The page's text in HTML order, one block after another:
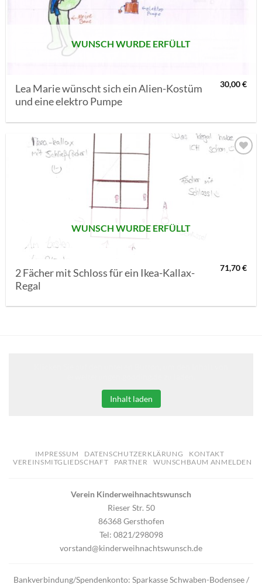
WUNSCH WURDE ERFÜLLT
Lea Marie wünscht sich ein Alien-Kostüm
und eine elektro Pumpe
30,00€
SETZEN
WUNSCH WURDE ERFÜLLT
2 Fächer mit Schloss für ein Ikea-Kallax-
Regal
71,70€
Inhalt laden
IMPRESSUM DATENSCHUTZERKLÄRUNG
KONTAKT
VEREINSMITGLIEDSCHAFT
PARTNER WUNSCHBAUM ANMELDEN
Verein Kinderweihnachtswunsch
Rieser Str. 50
86368 Gersthofen
Tel: 0821/298098
vorstand@kinderweihnachtswunsch.de
Bankverbindung/Spendenkonto: Sparkasse Schwaben-Bodensee /